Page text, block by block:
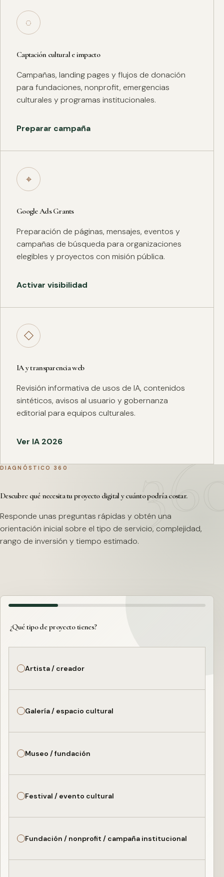
◌
Captación cultural e impacto
Campañas, landing pages y flujos de donación
para fundaciones, nonprofit, emergencias
culturales y programas institucionales.
Preparar campaña
⌖
Google Ads Grants
Preparación de páginas, mensajes, eventos y
campañas de búsqueda para organizaciones
elegibles y proyectos con misión pública.
Activar visibilidad
◇
IA y transparencia web
Revisión informativa de usos de IA, contenidos
sintéticos, avisos al usuario y gobernanza
editorial para equipos culturales.
Ver IA 2026
DIAGNÓSTICO 360
Descubre qué necesita tu proyecto digital y cuánto podría costar.
Responde unas preguntas rápidas y obtén una
orientación inicial sobre el tipo de servicio, complejidad,
rango de inversión y tiempo estimado.
¿Qué tipo de proyecto tienes?
Artista / creador
Galería / espacio cultural
Museo / fundación
Festival / evento cultural
Fundación / nonprofit / campaña institucional